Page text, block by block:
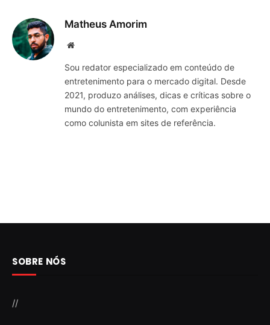
Matheus Amorim
Website
Sou redator especializado em conteúdo de
entretenimento para o mercado digital. Desde
2021, produzo análises, dicas e críticas sobre o
mundo do entretenimento, com experiência
como colunista em sites de referência.
SOBRE NÓS
//